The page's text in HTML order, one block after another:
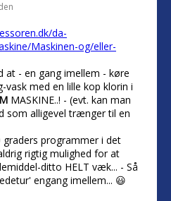
da-
Maskinen-og/eller-
at - en gang imellem - køre
vask med en lille kop klorin i
MASKINE..! - (evt. kan man
som alligevel trænger til en
graders programmer i det
rigtig mulighed for at
ditto HELT væk... - Så
engang imellem... 😃